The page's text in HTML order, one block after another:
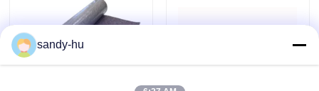
протектор пола
Предохранение от пола
sandy-hu